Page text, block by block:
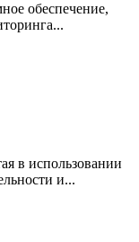
обеспечение,
в использовании
и...